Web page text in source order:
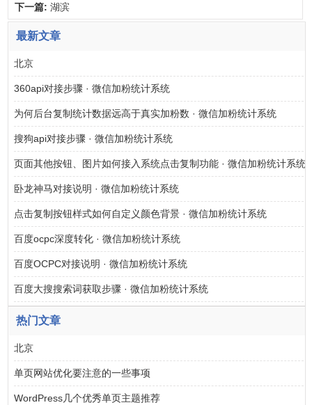
下一篇: 湖滨
最新文章
北京
360api对接步骤 · 微信加粉统计系统
为何后台复制统计数据远高于真实加粉数 · 微信加粉统计系统
搜狗api对接步骤 · 微信加粉统计系统
页面其他按钮、图片如何接入系统点击复制功能 · 微信加粉统计系统
卧龙神马对接说明 · 微信加粉统计系统
点击复制按钮样式如何自定义颜色背景 · 微信加粉统计系统
百度ocpc深度转化 · 微信加粉统计系统
百度OCPC对接说明 · 微信加粉统计系统
百度大搜搜索词获取步骤 · 微信加粉统计系统
热门文章
北京
单页网站优化要注意的一些事项
WordPress几个优秀单页主题推荐